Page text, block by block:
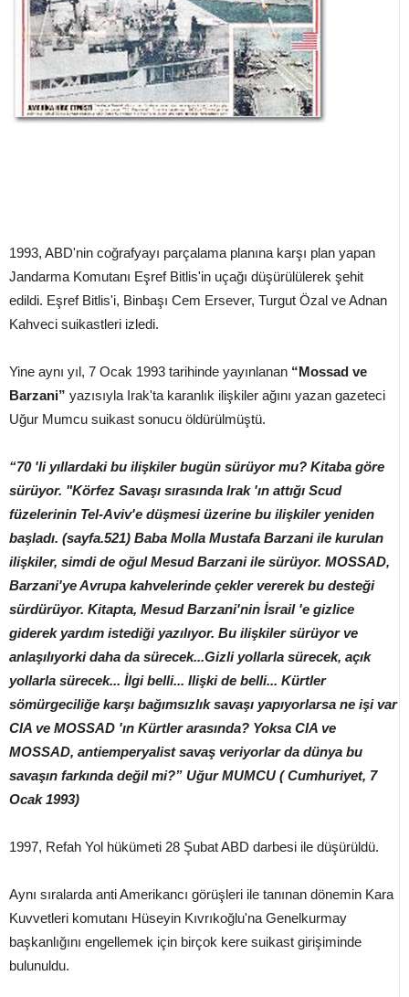
1993, ABD'nin coğrafyayı parçalama planına karşı plan yapan
Jandarma Komutanı Eşref Bitlis'in uçağı düşürülülerek şehit
edildi. Eşref Bitlis'i, Binbaşı Cem Ersever, Turgut Özal ve Adnan
Kahveci suikastleri izledi.
Yine aynı yıl, 7 Ocak 1993 tarihinde yayınlanan “Mossad ve
Barzani” yazısıyla Irak'ta karanlık ilişkiler ağını yazan gazeteci
Uğur Mumcu suikast sonucu öldürülmüştü.
“70 'li yıllardaki bu ilişkiler bugün sürüyor mu? Kitaba göre
sürüyor. "Körfez Savaşı sırasında Irak 'ın attığı Scud
füzelerinin Tel-Aviv'e düşmesi üzerine bu ilişkiler yeniden
başladı. (sayfa.521) Baba Molla Mustafa Barzani ile kurulan
ilişkiler, simdi de oğul Mesud Barzani ile sürüyor. MOSSAD,
Barzani'ye Avrupa kahvelerinde çekler vererek bu desteği
sürdürüyor. Kitapta, Mesud Barzani'nin İsrail 'e gizlice
giderek yardım istediği yazılıyor. Bu ilişkiler sürüyor ve
anlaşılıyorki daha da sürecek...Gizli yollarla sürecek, açık
yollarla sürecek... İlgi belli... Ilişki de belli... Kürtler
sömürgeciliğe karşı bağımsızlık savaşı yapıyorlarsa ne işi var
CIA ve MOSSAD 'ın Kürtler arasında? Yoksa CIA ve
MOSSAD, antiemperyalist savaş veriyorlar da dünya bu
savaşın farkında değil mi?” Uğur MUMCU ( Cumhuriyet, 7
Ocak 1993)
1997, Refah Yol hükümeti 28 Şubat ABD darbesi ile düşürüldü.
Aynı sıralarda anti Amerikancı görüşleri ile tanınan dönemin Kara
Kuvvetleri komutanı Hüseyin Kıvrıkoğlu'na Genelkurmay
başkanlığını engellemek için birçok kere suikast girişiminde
bulunuldu.